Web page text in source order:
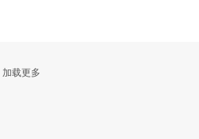
加载更多